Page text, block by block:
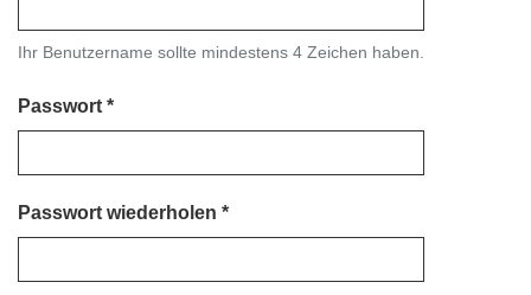
Ihr Benutzername sollte mindestens 4 Zeichen haben.
Passwort
Passwort wiederholen